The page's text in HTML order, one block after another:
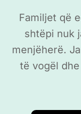
Familjet që
shtëpi nuk
menjëherë.
të vogël